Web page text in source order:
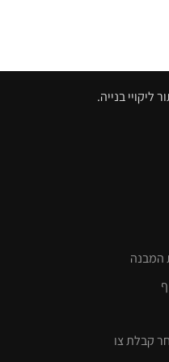
בנייה.
המבנה
קבלת צו